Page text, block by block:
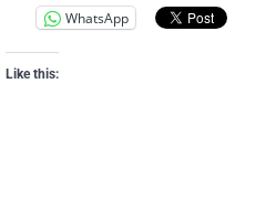
WhatsApp
Like this: